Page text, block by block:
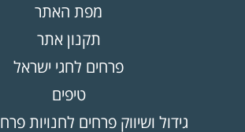
מפת האתר
תקנון אתר
פרחים לחגי ישראל
טיפים
גידול ושיווק פרחים לחנויות